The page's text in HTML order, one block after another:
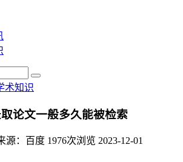
术知识
论文一般多久能被检索
源：百度 1976次浏览 2023-12-01